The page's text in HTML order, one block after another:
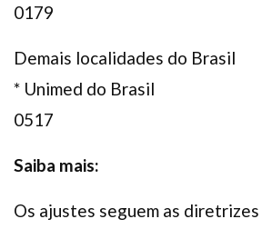
0179
Demais localidades do Brasil
* Unimed do Brasil
0517
Saiba mais:
Os ajustes seguem as